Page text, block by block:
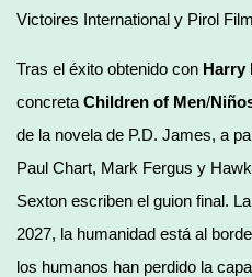
Victoires International y Pirol
Tras el éxito obtenido con Harry
concreta Children of Men/
de la novela de P.D. James, a
Paul Chart, Mark Fergus y
Sexton escriben el guion final.
2027, la humanidad está al
los humanos han perdido la